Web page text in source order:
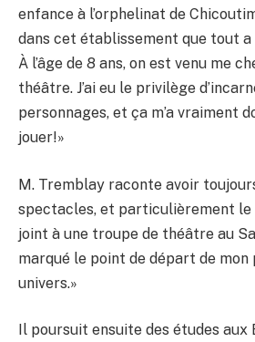
enfance à l’orphelinat de
dans cet établissement que tout
À l’âge de 8 ans, on est venu me
théâtre. J’ai eu le privilège
personnages, et ça m’a vraiment
jouer!»
M. Tremblay raconte avoir
spectacles, et particulièrement le
joint à une troupe de théâtre au
marqué le point de départ de mon
univers.»
Il poursuit ensuite des études aux